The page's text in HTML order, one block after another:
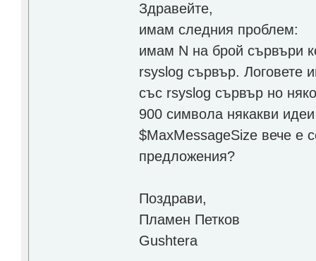
Здравейте,
имам следния проблем:
имам N на брой сървъри
rsyslog сървър. Логовете
със rsyslog сървър но
900 символа някакви
$MaxMessageSize вече е
предложения?
Поздрави,
Пламен Петков
Gushtera